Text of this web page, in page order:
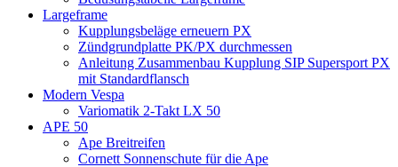
Largeframe
Kupplungsbeläge erneuern PX
Zündgrundplatte PK/PX durchmessen
Anleitung Zusammenbau Kupplung SIP Supersport PX
mit Standardflansch
Modern Vespa
Variomatik 2-Takt LX 50
APE 50
Ape Breitreifen
Cornett Sonnenschute für die Ape